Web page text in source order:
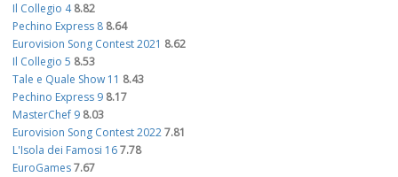
Il Collegio 4 8.82
Pechino Express 8 8.64
Eurovision Song Contest 2021 8.62
Il Collegio 5 8.53
Tale e Quale Show 11 8.43
Pechino Express 9 8.17
MasterChef 9 8.03
Eurovision Song Contest 20227.81
L'Isola dei Famosi 167.78
EuroGames7.67